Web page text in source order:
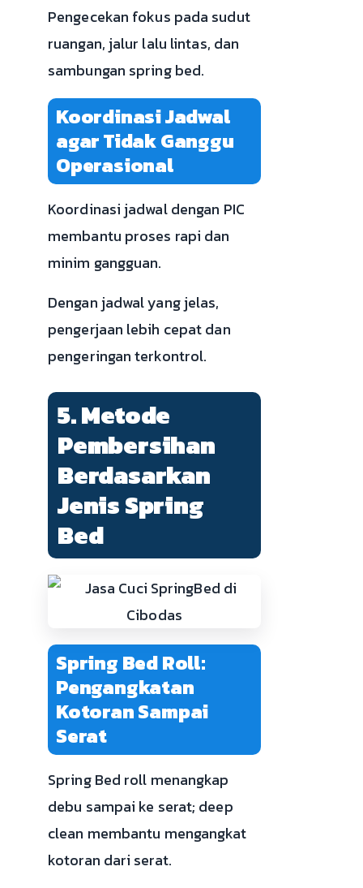
Pengecekan fokus pada sudut
ruangan, jalur lalu lintas, dan
sambungan spring bed.
Koordinasi Jadwal
agar Tidak Ganggu
Operasional
Koordinasi jadwal dengan PIC
membantu proses rapi dan
minim gangguan.
Dengan jadwal yang jelas,
pengerjaan lebih cepat dan
pengeringan terkontrol.
5. Metode
Pembersihan
Berdasarkan
Jenis Spring
Bed
Spring Bed Roll:
Pengangkatan
Kotoran Sampai
Serat
Spring Bed roll menangkap
debu sampai ke serat; deep
clean membantu mengangkat
kotoran dari serat.